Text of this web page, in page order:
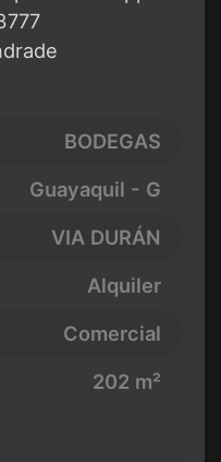
BODEGAS
Guayaquil - G
VIA DURÁN
Alquiler
Comercial
202 m²